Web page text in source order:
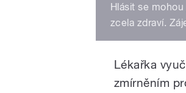
Hlásit se
zcela zdraví.
Lékařka
zmírněním